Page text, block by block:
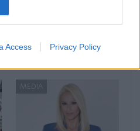
Access Privacy Policy
Τα άμεσα μέτρα
επιχειρήσεων που
MEDIA